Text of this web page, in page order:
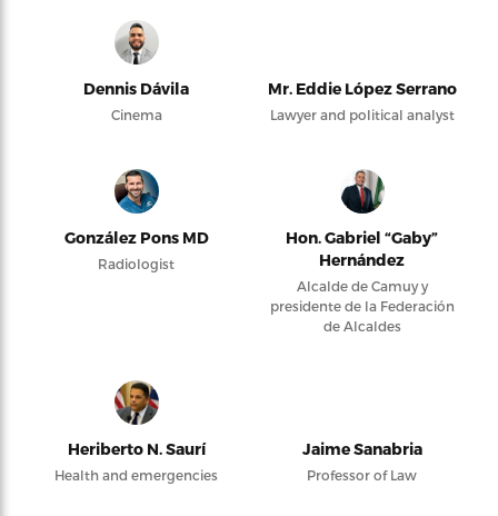
Dennis Dávila
Cinema
Mr. Eddie López Serrano
Lawyer and political analyst
González Pons MD
Radiologist
Hon. Gabriel “Gaby”
Hernández
Alcalde de Camuy y
presidente de la Federación
de Alcaldes
Heriberto N. Saurí
Health and emergencies
Jaime Sanabria
Professor of Law